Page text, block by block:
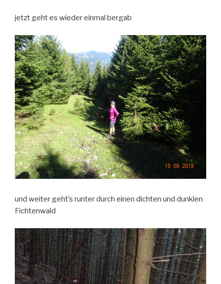
jetzt geht es wieder einmal bergab
und weiter geht’s runter durch einen dichten und dunklen
Fichtenwald